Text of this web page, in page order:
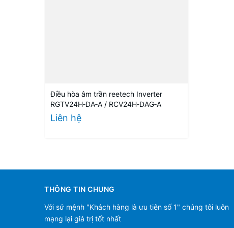
Điều hòa âm trần reetech Inverter
RGTV24H‑DA‑A / RCV24H‑DAG‑A
Liên hệ
THÔNG TIN CHUNG
Với sứ mệnh "Khách hàng là ưu tiên số 1" chúng tôi luôn
mạng lại giá trị tốt nhất